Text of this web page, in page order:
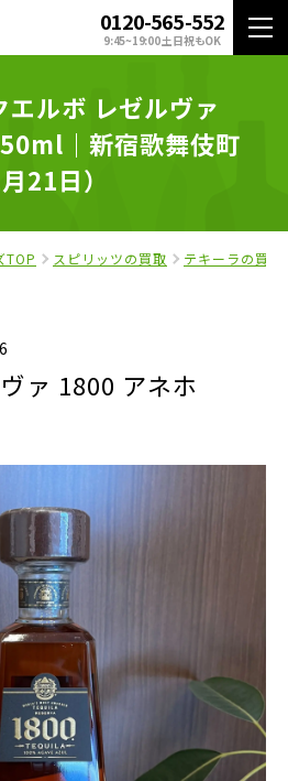
0120-565-552
9:45~19:00 土日祝もOK
エルボ レゼルヴァ
｜新宿歌舞伎町
21日）
TOP スピリッツの買取 テキーラの買取
ァ 1800 アネホ